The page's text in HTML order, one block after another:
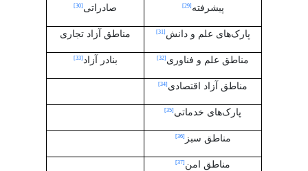
پیشرفته [29] صادراتی [30]
پارک‌های علم و دانش [31] مناطق آزاد تجاری
مناطق علم و فناوری [32] بنادر آزاد[33]
مناطق آزاد اقتصادی [34]
پارک‌های خدماتی [35]
مناطق سبز [36]
مناطق امن [37]